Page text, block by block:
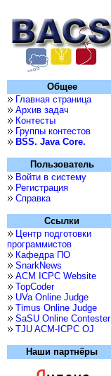
Общее
Главная страница
Архив задач
Контесты
Группы контестов
BSS. Java Core.
Пользователь
Войти в систему
Регистрация
Справка
Ссылки
Центр подготовки
программистов
Кафедра ПО
SnarkNews
ACM ICPC Website
TopCoder
UVa Online Judge
Timus Online Judge
SaSU Online Contester
TJU ACM-ICPC OJ
Наши партнёры